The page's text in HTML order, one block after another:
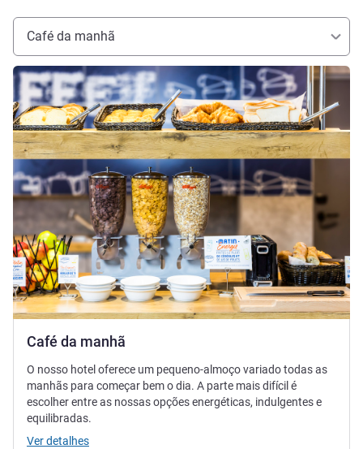
Café da manhã
Café da manhã
Ver detalhes
O nosso hotel oferece um pequeno-almoço variado todas as
manhãs para começar bem o dia. A parte mais difícil é
escolher entre as nossas opções energéticas, indulgentes e
equilibradas.
Ver detalhes